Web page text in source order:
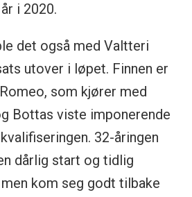
i 2020.
det også med Valtteri
utover i løpet. Finnen er
som kjører med
Bottas viste imponerende
32-åringen
dårlig start og tidlig
kom seg godt tilbake